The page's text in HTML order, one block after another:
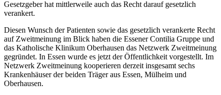
Gesetzgeber hat mittlerweile auch das Recht darauf gesetzlich
verankert.
Diesen Wunsch der Patienten sowie das gesetzlich verankerte Recht
auf Zweitmeinung im Blick haben die Essener Contilia Gruppe und
das Katholische Klinikum Oberhausen das Netzwerk Zweitmeinung
gegründet. In Essen wurde es jetzt der Öffentlichkeit vorgestellt. Im
Netzwerk Zweitmeinung kooperieren derzeit insgesamt sechs
Krankenhäuser der beiden Träger aus Essen, Mülheim und
Oberhausen.